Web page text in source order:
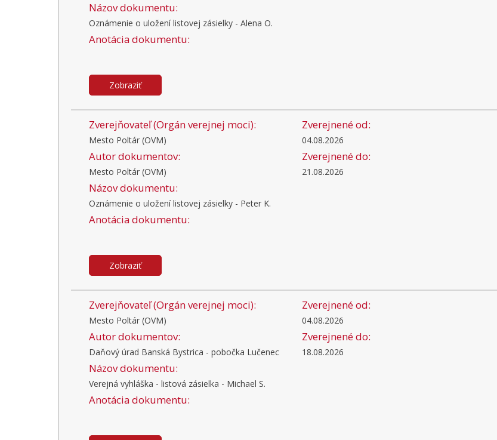
Názov dokumentu:
Oznámenie o uložení listovej zásielky - Alena O.
Anotácia dokumentu:
Zobraziť
Zverejňovateľ (Orgán verejnej moci):
Mesto Poltár (OVM)
Zverejnené od:
04.08.2026
Autor dokumentov:
Mesto Poltár (OVM)
Zverejnené do:
21.08.2026
Názov dokumentu:
Oznámenie o uložení listovej zásielky - Peter K.
Anotácia dokumentu:
Zobraziť
Zverejňovateľ (Orgán verejnej moci):
Mesto Poltár (OVM)
Zverejnené od:
04.08.2026
Autor dokumentov:
Daňový úrad Banská Bystrica - pobočka Lučenec
Zverejnené do:
18.08.2026
Názov dokumentu:
Verejná vyhláška - listová zásielka - Michael S.
Anotácia dokumentu: